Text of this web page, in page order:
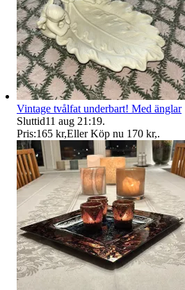
Vintage tvålfat underbart! Med änglar
Sluttid11 aug 21:19.
Pris:165 kr,Eller Köp nu 170 kr,.